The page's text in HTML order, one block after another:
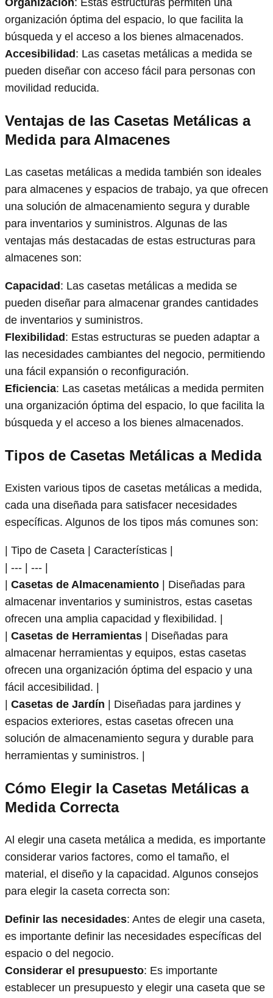
Organización: Estas estructuras permiten una
organización óptima del espacio, lo que facilita la
búsqueda y el acceso a los bienes almacenados.
Accesibilidad : Las casetas metálicas a medida se
pueden diseñar con acceso fácil para personas con
movilidad reducida.
Ventajas de las Casetas Metálicas a
Medida para Almacenes
Las casetas metálicas a medida también son ideales
para almacenes y espacios de trabajo, ya que ofrecen
una solución de almacenamiento segura y durable
para inventarios y suministros. Algunas de las
ventajas más destacadas de estas estructuras para
almacenes son:
Capacidad : Las casetas metálicas a medida se
pueden diseñar para almacenar grandes cantidades
de inventarios y suministros.
Flexibilidad : Estas estructuras se pueden adaptar a
las necesidades cambiantes del negocio, permitiendo
una fácil expansión o reconfiguración.
Eficiencia: Las casetas metálicas a medida permiten
una organización óptima del espacio, lo que facilita la
búsqueda y el acceso a los bienes almacenados.
Tipos de Casetas Metálicas a Medida
Existen various tipos de casetas metálicas a medida,
cada una diseñada para satisfacer necesidades
específicas. Algunos de los tipos más comunes son:
| Tipo de Caseta | Características |
| --- | --- |
Casetas de Almacenamiento | Diseñadas para
almacenar inventarios y suministros, estas casetas
ofrecen una amplia capacidad y flexibilidad. |
Casetas de Herramientas | Diseñadas para
almacenar herramientas y equipos, estas casetas
ofrecen una organización óptima del espacio y una
fácil accesibilidad. |
Casetas de Jardín | Diseñadas para jardines y
espacios exteriores, estas casetas ofrecen una
solución de almacenamiento segura y durable para
herramientas y suministros. |
Cómo Elegir la Casetas Metálicas a
Medida Correcta
Al elegir una caseta metálica a medida, es importante
considerar varios factores, como el tamaño, el
material, el diseño y la capacidad. Algunos consejos
para elegir la caseta correcta son:
Definir las necesidades: Antes de elegir una caseta,
es importante definir las necesidades específicas del
espacio o del negocio.
Considerar el presupuesto: Es importante
establecer un presupuesto y elegir una caseta que se